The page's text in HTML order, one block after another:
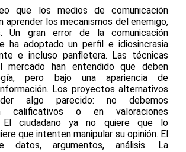
que los medios de comunicación
aprender los mecanismos del enemigo,
Un gran error de la comunicación
ha adoptado un perfil e idiosincrasia
e incluso panfletera. Las técnicas
mercado han entendido que deben
pero bajo una apariencia de
Los proyectos alternativos
algo parecido: no debemos
calificativos o en valoraciones
El ciudadano ya no quiere que lo
que intenten manipular su opinión. El
datos, argumentos, análisis. La